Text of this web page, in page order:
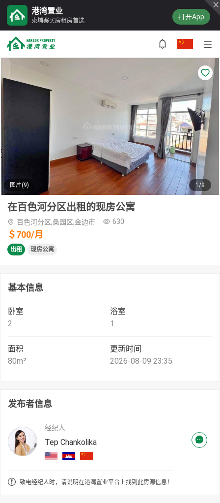
港湾置业
柬埔寨买房租房首选 打开App
图片(9) 1/9
在百色河分区出租的现房公寓
百色河分区,桑园区,金边市 630
＄700/月
出租 现房公寓
基本信息
卧室
2
浴室
1
面积
80m²
更新时间
2026-08-09 23:35
发布者信息
经纪人
Tep Chankolika
致电经纪人时，请说明在港湾置业平台上找到此房源信息！